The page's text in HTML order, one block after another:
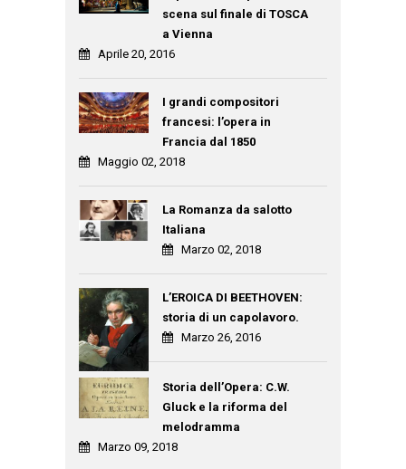
scena sul finale di TOSCA
a Vienna
Aprile 20, 2016
I grandi compositori
francesi: l’opera in
Francia dal 1850
Maggio 02, 2018
La Romanza da salotto
Italiana
Marzo 02, 2018
L’EROICA DI BEETHOVEN:
storia di un capolavoro.
Marzo 26, 2016
Storia dell’Opera: C.W.
Gluck e la riforma del
melodramma
Marzo 09, 2018